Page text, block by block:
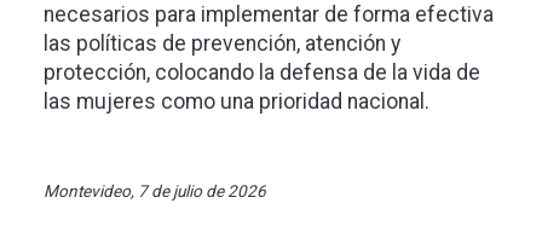
necesarios para implementar de forma efectiva
las políticas de prevención, atención y
protección, colocando la defensa de la vida de
las mujeres como una prioridad nacional.
Montevideo, 7 de julio de 2026